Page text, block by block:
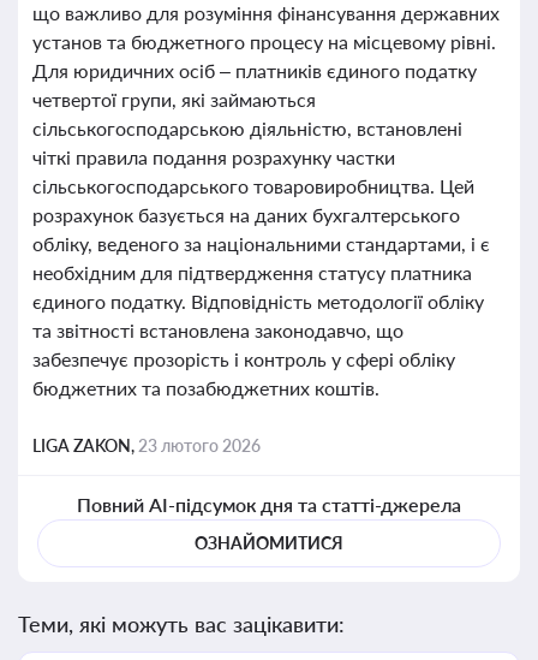
що важливо для розуміння фінансування державних
установ та бюджетного процесу на місцевому рівні.
Для юридичних осіб – платників єдиного податку
четвертої групи, які займаються
сільськогосподарською діяльністю, встановлені
чіткі правила подання розрахунку частки
сільськогосподарського товаровиробництва. Цей
розрахунок базується на даних бухгалтерського
обліку, веденого за національними стандартами, і є
необхідним для підтвердження статусу платника
єдиного податку. Відповідність методології обліку
та звітності встановлена законодавчо, що
забезпечує прозорість і контроль у сфері обліку
бюджетних та позабюджетних коштів.
LIGA ZAKON, 23 лютого 2026
Повний AI-підсумок дня та статті-джерела
ОЗНАЙОМИТИСЯ
Теми, які можуть вас зацікавити: